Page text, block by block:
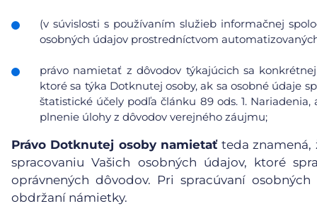
(v súvislosti s používaním služieb informačnej
osobných údajov prostredníctvom
právo namietať z dôvodov týkajúcich sa
ktoré sa týka Dotknutej osoby, ak sa osobné údaje
štatistické účely podľa článku 89 ods. 1.
plnenie úlohy z dôvodov verejného záujmu;
Právo Dotknutej osoby namietaťteda znamená,
spracovaniu Vašich osobných údajov, ktoré
oprávnených dôvodov. Pri spracúvaní
obdržaní námietky.